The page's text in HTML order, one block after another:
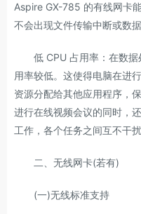
Aspire GX-785 的有线网卡
不会出现文件传输中断或数据
低 CPU 占用率：在数据
用率较低。这使得电脑在进
资源分配给其他应用程序，
进行在线视频会议的同时，
工作，各个任务之间互不干扰
二、无线网卡(若有)
(一)无线标准支持